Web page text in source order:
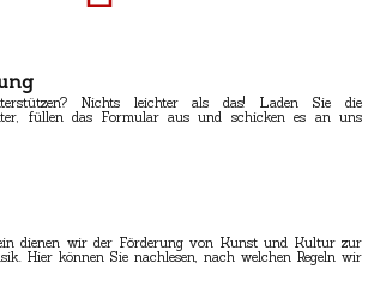
Nichts leichter als das! Laden Sie die
füllen das Formular aus und schicken es an uns
dienen wir der Förderung von Kunst und Kultur zur
Hier können Sie nachlesen, nach welchen Regeln wir